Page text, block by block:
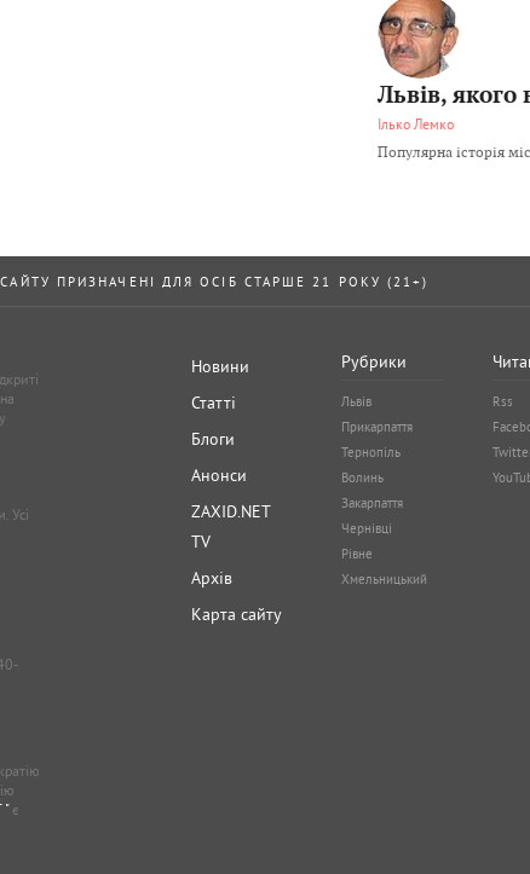
Львів,
Ілько Лемко
Популярна історія
ПРИЗНАЧЕНІ ДЛЯ ОСІБ СТАРШЕ 21 РОКУ (21+)
Усі
"є
Новини
Статті
Блоги
Анонси
ZAXID.NET
TV
Архів
Карта сайту
Рубрики
Львів
Прикарпаття
Тернопіль
Волинь
Закарпаття
Чернівці
Рівне
Хмельницький
Rss